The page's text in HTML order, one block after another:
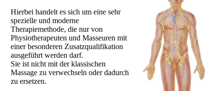
Hierbei handelt es sich um eine sehr
spezielle und moderne
Therapiemethode, die nur von
Physiotherapeuten und Masseuren mit
einer besonderen Zusatzqualifikation
ausgeführt werden darf.
Sie ist nicht mit der klassischen
Massage zu verwechseln oder dadurch
zu ersetzen.